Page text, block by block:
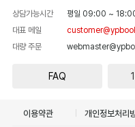
상담가능시간 평일 09:00 ~
대표 메일
대량 주문
FAQ
이용약관 개인정보처리